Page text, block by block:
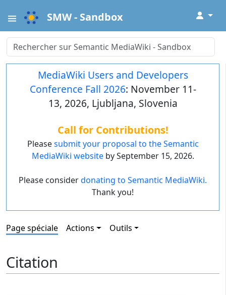
SMW - Sandbox ↓
MediaWiki Users and Developers
Conference Fall 2026: November 11-
13, 2026, Ljubljana, Slovenia
Call for Contributions!
Pleasesubmit your proposal to the Semantic
MediaWiki websiteby September 15, 2026.
Please considerdonating to Semantic MediaWiki.
Thank you!
Page spéciale Actions Outils
Citation